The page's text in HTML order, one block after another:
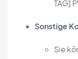
TAG]
Sonstige
Sie